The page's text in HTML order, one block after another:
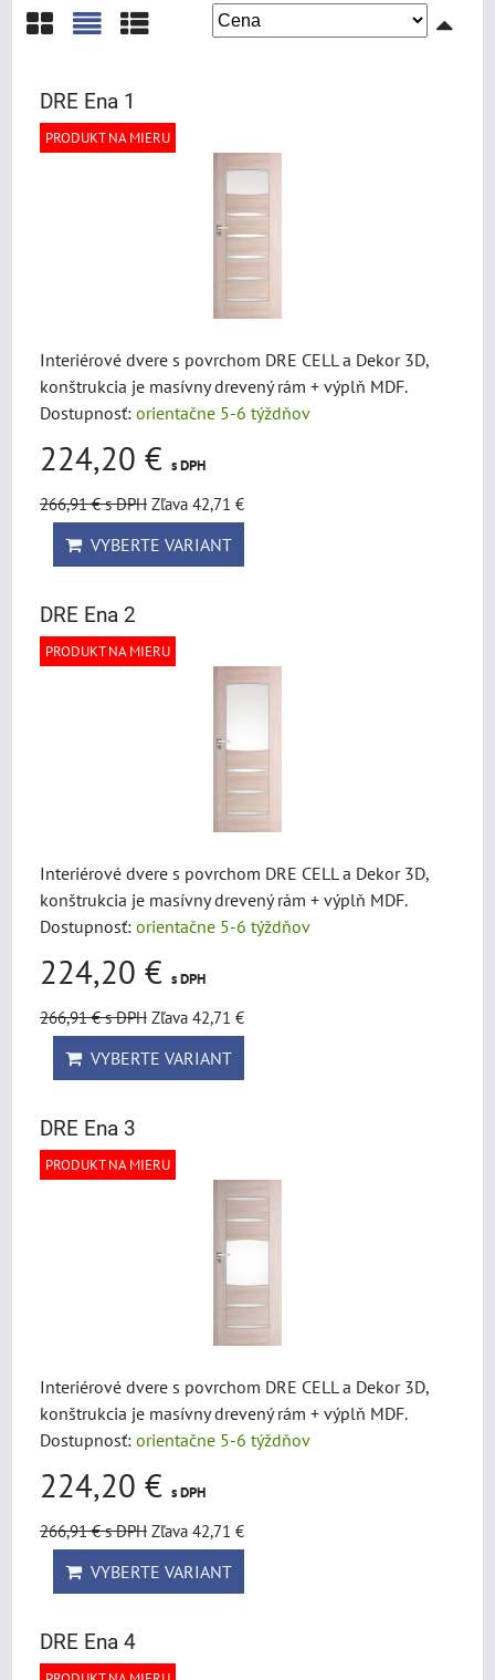
DRE Ena 1
PRODUKT NA MIERU
Interiérové dvere s povrchom DRE CELL a Dekor 3D,
konštrukcia je masívny drevený rám + výplň MDF.
Dostupnosť: orientačne 5-6 týždňov
224,20 € s DPH
266,91 €s DPH Zľava 42,71 €
VYBERTE VARIANT
DRE Ena 2
PRODUKT NA MIERU
Interiérové dvere s povrchom DRE CELL a Dekor 3D,
konštrukcia je masívny drevený rám + výplň MDF.
Dostupnosť: orientačne 5-6 týždňov
224,20 € s DPH
266,91 €s DPH Zľava 42,71 €
VYBERTE VARIANT
DRE Ena 3
PRODUKT NA MIERU
Interiérové dvere s povrchom DRE CELL a Dekor 3D,
konštrukcia je masívny drevený rám + výplň MDF.
Dostupnosť: orientačne 5-6 týždňov
224,20 € s DPH
266,91 €s DPH Zľava 42,71 €
VYBERTE VARIANT
DRE Ena 4